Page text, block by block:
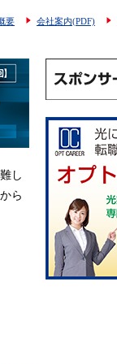
要 会社案内(PDF)
し
ら